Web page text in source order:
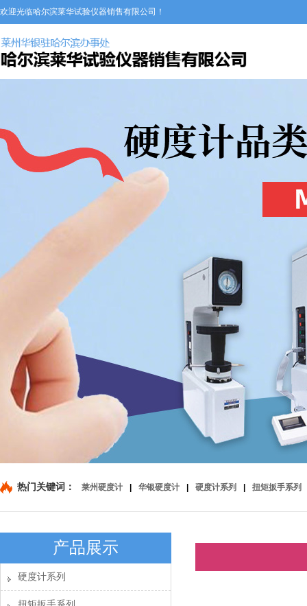
欢迎光临哈尔滨莱华试验仪器销售有限公司！
热门关键词： 莱州硬度计 华银硬度计 硬度计系列 扭矩扳手系列
产品展示
硬度计系列